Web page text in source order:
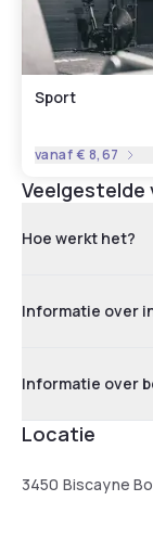
Sport
vanaf€ 8,67
Veelgestelde
Hoe werkt het?
Informatie over
Informatie over
Locatie
3450 Biscayne